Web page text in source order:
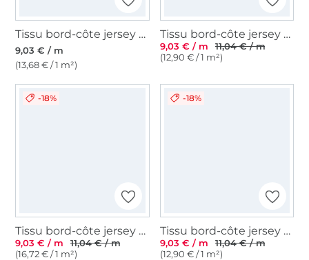
Tissu bord-côte jersey tubulaire lisse, blanc
9,03 € / m
(13,68 € / 1 m²)
Tissu bord-côte jersey tubulaire Emma, naturel
9,03 € / m
11,04 € / m
(12,90 € / 1 m²)
-18%
Tissu bord-côte jersey tubulaire côtelé, bleu clair
9,03 € / m
11,04 € / m
(16,72 € / 1 m²)
-18%
Tissu bord-côte jersey tubulaire Emma, bleu denim
9,03 € / m
11,04 € / m
(12,90 € / 1 m²)